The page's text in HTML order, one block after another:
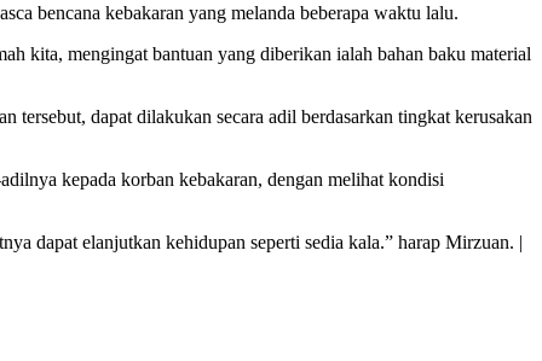
bencana kebakaran yang melanda beberapa waktu lalu.
kita, mengingat bantuan yang diberikan ialah bahan baku material
tersebut, dapat dilakukan secara adil berdasarkan tingkat kerusakan
kepada korban kebakaran, dengan melihat kondisi
dapat elanjutkan kehidupan seperti sedia kala.” harap Mirzuan. |